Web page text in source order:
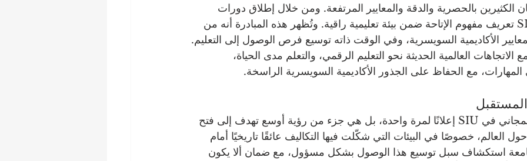
بالحصرية والدقة والمعايير المرتفعة. ومن خلال إطلاق دورات
معتمدة مجانية، تعيد SIU تعريف مفهوم الإتاحة ضمن بيئة تعليمية راقية. وتُظهر هذه المبادرة أنه من
الأكاديمية السويسرية، وفي الوقت ذاته توسيع فرص الوصول إلى التعليم.
العالمية الحديثة نحو التعليم الرقمي، والتعلم مدى الحياة،
المهارات، مع الحفاظ على الجذور الأكاديمية السويسرية الراسخة.
لا تمثل مبادرة التعليم المجاني في SIU إعلانًا لمرة واحدة، بل هي جزء من رؤية أوسع تهدف إلى فتح
حول العالم، خصوصًا في البيئات التي شكّلت فيها التكاليف عائقًا تاريخيًا أمام
استكشاف سبل توسيع هذا الوصول بشكل مسؤول، مع ضمان ألا يكون